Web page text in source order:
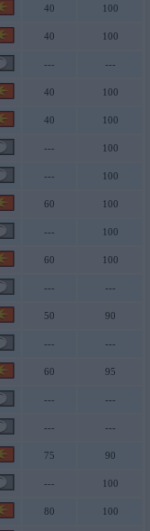
40 100
40 100
--- ---
40 100
40 100
--- 100
--- 100
60 100
--- 100
60 100
--- ---
50 90
--- ---
60 95
--- ---
--- ---
75 90
--- 100
80 100